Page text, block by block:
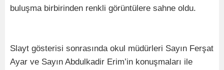
buluşma birbirinden renkli görüntülere sahne oldu.
Slayt gösterisi sonrasında okul müdürleri Sayın Ferşat
Ayar ve Sayın Abdulkadir Erim’in konuşmaları ile